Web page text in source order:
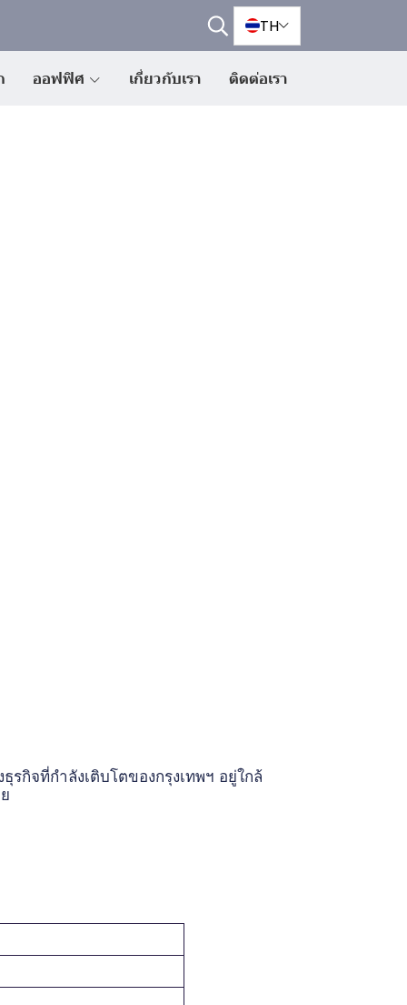
TH
ออฟฟิศ เกี่ยวกับเรา ติดต่อเรา
กิจที่กำลังเติบโตของกรุงเทพฯ อยู่ใกล้